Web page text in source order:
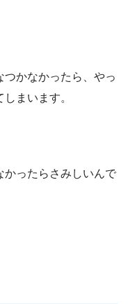
かなかったら、やっ
まいます。
かったらさみしいんで